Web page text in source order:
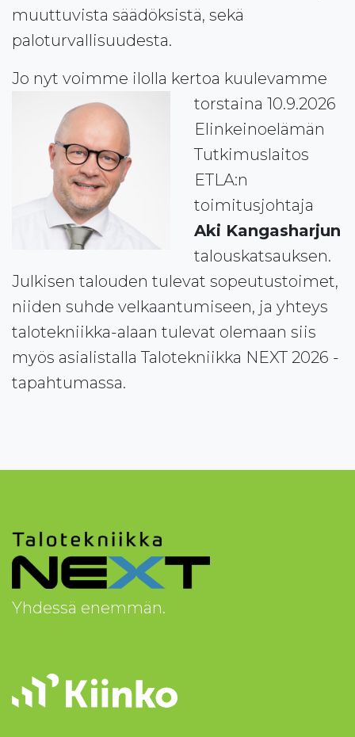
muuttuvista säädöksistä, sekä
paloturvallisuudesta.
Jo nyt voimme ilolla kertoa kuulevamme
torstaina 10.9.2026
Elinkeinoelämän
Tutkimuslaitos
ETLA:n
toimitusjohtaja
Aki Kangasharjun
talouskatsauksen.
Julkisen talouden tulevat sopeutustoimet,
niiden suhde velkaantumiseen, ja yhteys
talotekniikka-alaan tulevat olemaan siis
myös asialistalla Talotekniikka NEXT 2026 -
tapahtumassa.
Yhdessä enemmän.